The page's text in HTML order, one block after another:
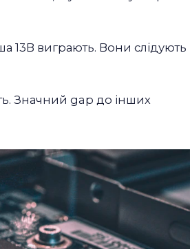
виграють. Вони слідують
Значний gap до інших